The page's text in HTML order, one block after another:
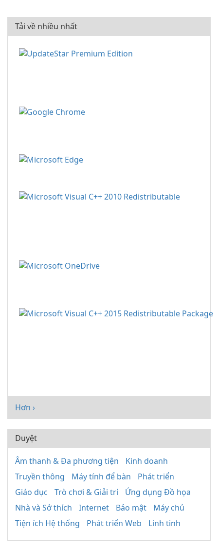
Tải về nhiều nhất
Hơn ›
Duyệt
Âm thanh & Đa phương tiện
Kinh doanh
Truyền thông
Máy tính để bàn
Phát triển
Giáo dục
Trò chơi & Giải trí
Ứng dụng Đồ họa
Nhà và Sở thích
Internet Bảo mật
Máy chủ
Tiện ích Hệ thống
Phát triển Web Linh tinh